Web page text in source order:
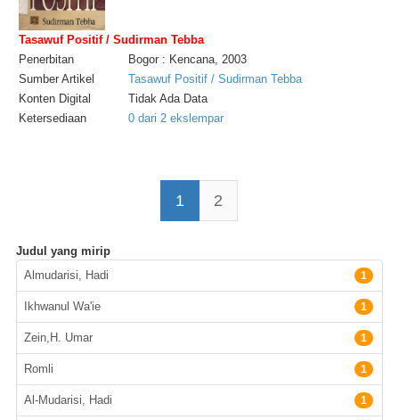
Tasawuf Positif / Sudirman Tebba
Penerbitan
Bogor : Kencana, 2003
Sumber Artikel
Tasawuf Positif / Sudirman Tebba
Konten Digital
Tidak Ada Data
Ketersediaan
0 dari 2 ekslempar
1 2
Judul yang mirip
Pengarang
Almudarisi, Hadi 1
Ikhwanul Wa'ie 1
Zein,H. Umar 1
Romli 1
Al-Mudarisi, Hadi 1